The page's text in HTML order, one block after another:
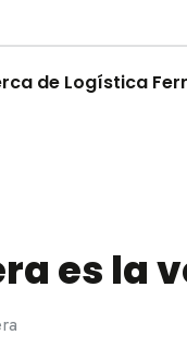
de Logística
es la